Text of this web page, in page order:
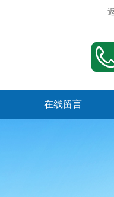
在线留言